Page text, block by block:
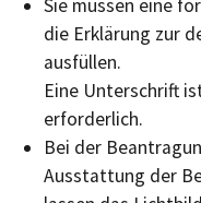
Sie müssen eine
die Erklärung zur
ausfüllen.
Eine Unterschrift
erforderlich.
Bei der
Ausstattung der